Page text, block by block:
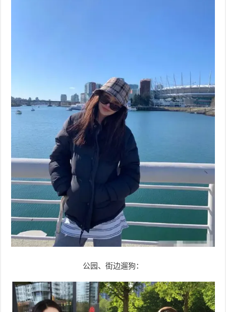
公园、街边遛狗：